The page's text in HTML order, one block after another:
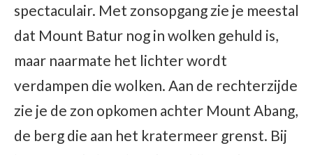
spectaculair. Met zonsopgang zie je meestal
dat Mount Batur nog in wolken gehuld is,
maar naarmate het lichter wordt
verdampen die wolken. Aan de rechterzijde
zie je de zon opkomen achter Mount Abang,
de berg die aan het kratermeer grenst. Bij